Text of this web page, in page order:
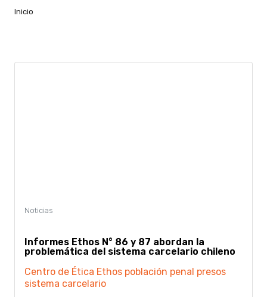
Inicio
Informes Ethos N° 86 y 87 abordan la
problemática del sistema carcelario chileno
Centro de Ética Ethos población penal presos
sistema carcelario